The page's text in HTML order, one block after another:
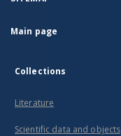
Main page
Collections
Literature
Scientific data and objects